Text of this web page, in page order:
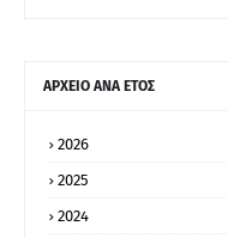
ΑΡΧΕΙΟ ΑΝΑ ΕΤΟΣ
2026
2025
2024